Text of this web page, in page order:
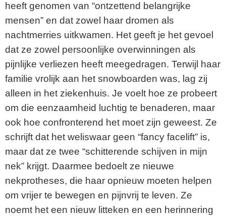
o
heeft genomen van “ontzettend belangrijke
mensen” en dat zowel haar dromen als
nachtmerries uitkwamen. Het geeft je het gevoel
dat ze zowel persoonlijke overwinningen als
pijnlijke verliezen heeft meegedragen. Terwijl haar
familie vrolijk aan het snowboarden was, lag zij
alleen in het ziekenhuis. Je voelt hoe ze probeert
om die eenzaamheid luchtig te benaderen, maar
ook hoe confronterend het moet zijn geweest. Ze
schrijft dat het weliswaar geen “fancy facelift” is,
maar dat ze twee “schitterende schijven in mijn
nek” krijgt. Daarmee bedoelt ze nieuwe
nekprotheses, die haar opnieuw moeten helpen
om vrijer te bewegen en pijnvrij te leven. Ze
noemt het een nieuw litteken en een herinnering